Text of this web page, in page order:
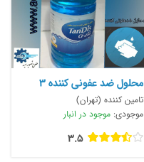
محلول ضد عفونی کننده ۳
لیتری تندیس
تامین کننده (تهران)
موجودی: موجود در انبار
3.5